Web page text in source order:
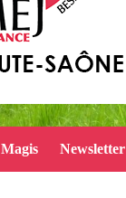
Magis Newsletter